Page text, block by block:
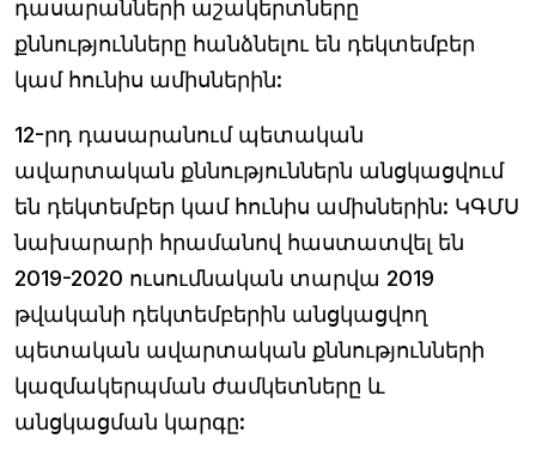
դասարանների աշակերտները
քննությունները հանձնելու են դեկտեմբեր
կամ հունիս ամիսներին:
12-րդ դասարանում պետական
ավարտական քննություններն անցկացվում
են դեկտեմբեր կամ հունիս ամիսներին: ԿԳՄՍ
նախարարի հրամանով հաստատվել են
2019-2020 ուսումնական տարվա 2019
թվականի դեկտեմբերին անցկացվող
պետական ավարտական քննությունների
կազմակերպման ժամկետները և
անցկացման կարգը: